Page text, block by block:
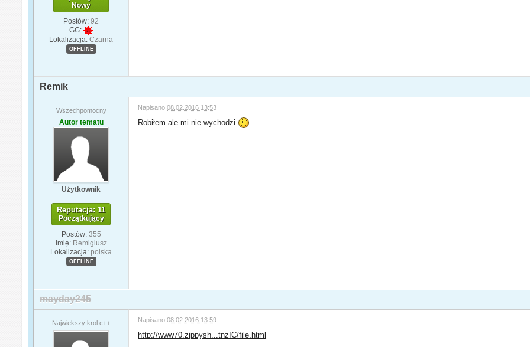
Nowy
Postów: 92
GG:
Lokalizacja: Czarna
OFFLINE
Remik
Wszechpomocny
Autor tematu
Użytkownik
Reputacja: 11
Początkujący
Postów: 355
Imię: Remigiusz
Lokalizacja: polska
OFFLINE
Napisano08.02.2016 13:53
Robiłem ale mi nie wychodzi
mayday245
Najwiekszy krol c++ Napisano08.02.2016 13:59
http://www70.zippysh...tnzIC/file.html